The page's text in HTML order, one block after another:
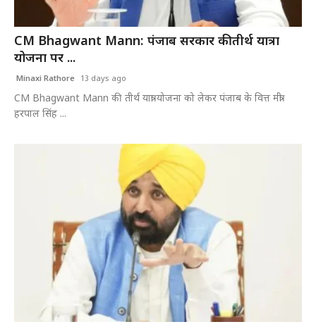
CM Bhagwant Mann: पंजाब सरकार की तीर्थ यात्रा
योजना पर ...
Minaxi Rathore 13 days ago
CM Bhagwant Mann की तीर्थ यात्रा योजना को लेकर पंजाब के वित्त मंत्री
हरपाल सिंह ...